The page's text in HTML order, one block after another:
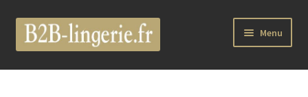
Aller
Aller
au
Menu
B2B Lingerie Site Officiel